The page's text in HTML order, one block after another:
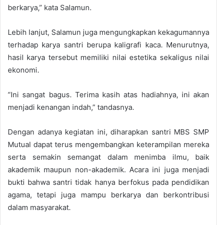
berkarya,” kata Salamun.
Lebih lanjut, Salamun juga mengungkapkan kekagumannya
terhadap karya santri berupa kaligrafi kaca. Menurutnya,
hasil karya tersebut memiliki nilai estetika sekaligus nilai
ekonomi.
“Ini sangat bagus. Terima kasih atas hadiahnya, ini akan
menjadi kenangan indah,” tandasnya.
Dengan adanya kegiatan ini, diharapkan santri MBS SMP
Mutual dapat terus mengembangkan keterampilan mereka
serta semakin semangat dalam menimba ilmu, baik
akademik maupun non-akademik. Acara ini juga menjadi
bukti bahwa santri tidak hanya berfokus pada pendidikan
agama, tetapi juga mampu berkarya dan berkontribusi
dalam masyarakat.